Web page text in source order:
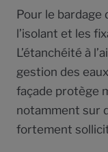
Pour le bardage
l’isolant et les
L’étanchéité à
gestion des
façade protège
notamment sur
fortement